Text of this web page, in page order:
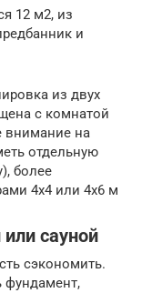
12 м2, из
и
из двух
с комнатой
внимание на
отдельную
более
4х4 или 4х6 м
сауной
сэкономить.
фундамент,